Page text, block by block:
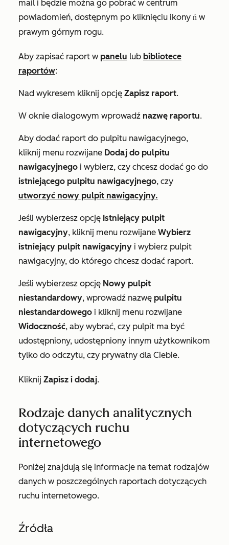
mail i będzie można go pobrać w centrum
powiadomień, dostępnym po kliknięciu ikony powiadomień w
prawym górnym rogu.
Aby zapisać raport w panelu lub bibliotece
raportów:
Nad wykresem kliknij opcję Zapisz raport.
W oknie dialogowym wprowadź nazwę raportu.
Aby dodać raport do pulpitu nawigacyjnego,
kliknij menu rozwijane Dodaj do pulpitu
nawigacyjnego i wybierz, czy chcesz dodać go do
istniejącego pulpitu nawigacyjnego, czy
utworzyć nowy pulpit nawigacyjny.
Jeśli wybierzesz opcję Istniejący pulpit
nawigacyjny, kliknij menu rozwijane Wybierz
istniejący pulpit nawigacyjny i wybierz pulpit
nawigacyjny, do którego chcesz dodać raport.
Jeśli wybierzesz opcję Nowy pulpit
niestandardowy, wprowadź nazwę pulpitu
niestandardowego i kliknij menu rozwijane
Widoczność, aby wybrać, czy pulpit ma być
udostępniony, udostępniony innym użytkownikom
tylko do odczytu, czy prywatny dla Ciebie.
Kliknij Zapisz i dodaj.
Rodzaje danych analitycznych
dotyczących ruchu
internetowego
Poniżej znajdują się informacje na temat rodzajów
danych w poszczególnych raportach dotyczących
ruchu internetowego.
Źródła